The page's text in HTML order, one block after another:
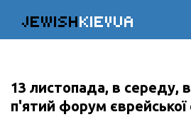
JEWISHKIEVUA
13 листопада, в середу,
п'ятий форум єврейської